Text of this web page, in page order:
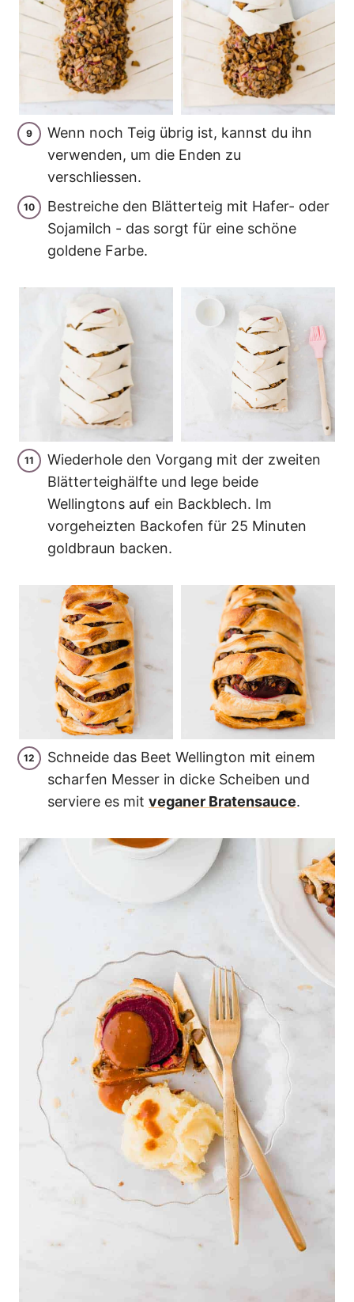
Wenn noch Teig übrig ist, kannst du ihn
verwenden, um die Enden zu
verschliessen.
Bestreiche den Blätterteig mit Hafer- oder
Sojamilch - das sorgt für eine schöne
goldene Farbe.
Wiederhole den Vorgang mit der zweiten
Blätterteighälfte und lege beide
Wellingtons auf ein Backblech. Im
vorgeheizten Backofen für 25 Minuten
goldbraun backen.
Schneide das Beet Wellington mit einem
scharfen Messer in dicke Scheiben und
serviere es mit veganer Bratensauce.